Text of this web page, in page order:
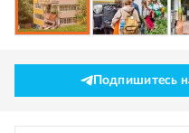
Подпишитесь